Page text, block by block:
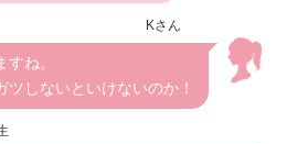
Kさん
ね。
ツしないといけないのか！